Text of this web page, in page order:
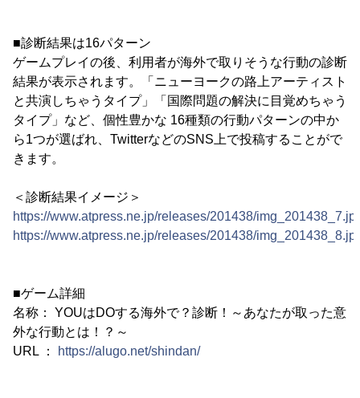
■診断結果は16パターン
ゲームプレイの後、利用者が海外で取りそうな行動の診断
結果が表示されます。「ニューヨークの路上アーティスト
と共演しちゃうタイプ」「国際問題の解決に目覚めちゃう
タイプ」など、個性豊かな 16種類の行動パターンの中か
ら1つが選ばれ、TwitterなどのSNS上で投稿することがで
きます。
＜診断結果イメージ＞
https://www.atpress.ne.jp/releases/201438/
https://www.atpress.ne.jp/releases/201438/
■ゲーム詳細
名称： YOUはDOする海外で？診断！～あなたが取った意
外な行動とは！？～
URL ：
https://alugo.net/shindan/